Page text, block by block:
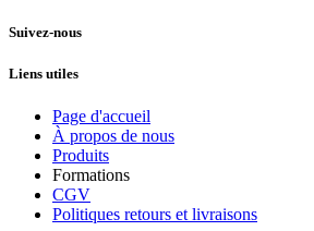
Suivez-nous
Liens utiles
Page d'accueil
À propos de nous
Produits
Formations
CGV
Politiques retours et livraisons